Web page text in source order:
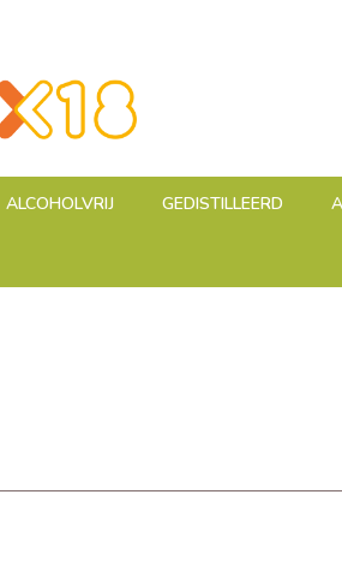
ALCOHOLVRIJ GEDISTILLEERD